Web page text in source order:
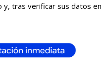
y, tras verificar sus datos en